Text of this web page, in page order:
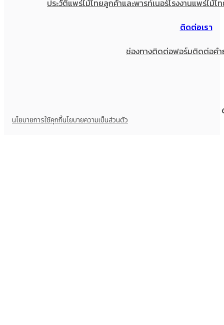
ประวัติแพร่ไม้ไทยลูกค้าและพารท์เนอร์โรงงานแพร่ไม้ไ
ติดต่อเรา
ช่องทางติดต่อฟอร์มติดต่อค
นโยบายการใช้คุกกี้นโยบายความเป็นส่วนตัว